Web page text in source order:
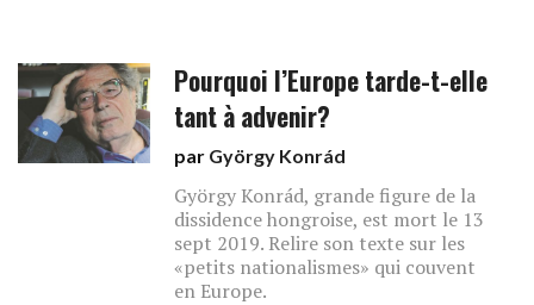
Pourquoi l’Europe tarde-t-elle
tant à advenir?
par György Konrád
György Konrád, grande figure de la
dissidence hongroise, est mort le 13
sept 2019. Relire son texte sur les
«petits nationalismes» qui couvent
en Europe.